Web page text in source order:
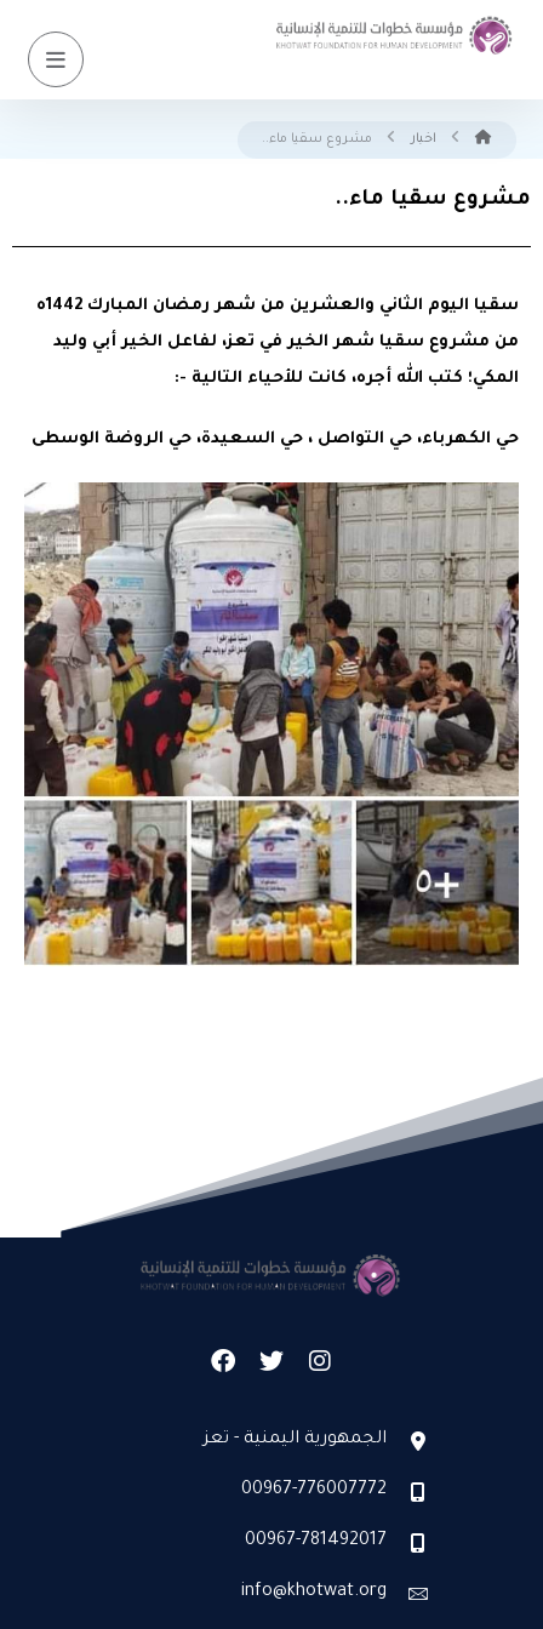
اخبار مشروع سقيا ماء..
مشروع سقيا ماء..
سقيا اليوم الثاني والعشرين من شهر رمضان المبارك 1442ه
من مشروع سقيا شهر الخير في تعز، لفاعل الخير أبي وليد
المكي؛ كتب الله أجره، كانت للأحياء التالية -:
حي الكهرباء، حي التواصل ، حي السعيدة، حي الروضة الوسطى
الجمهورية اليمنية - تعز
00967-776007772
00967-781492017
info@khotwat.org